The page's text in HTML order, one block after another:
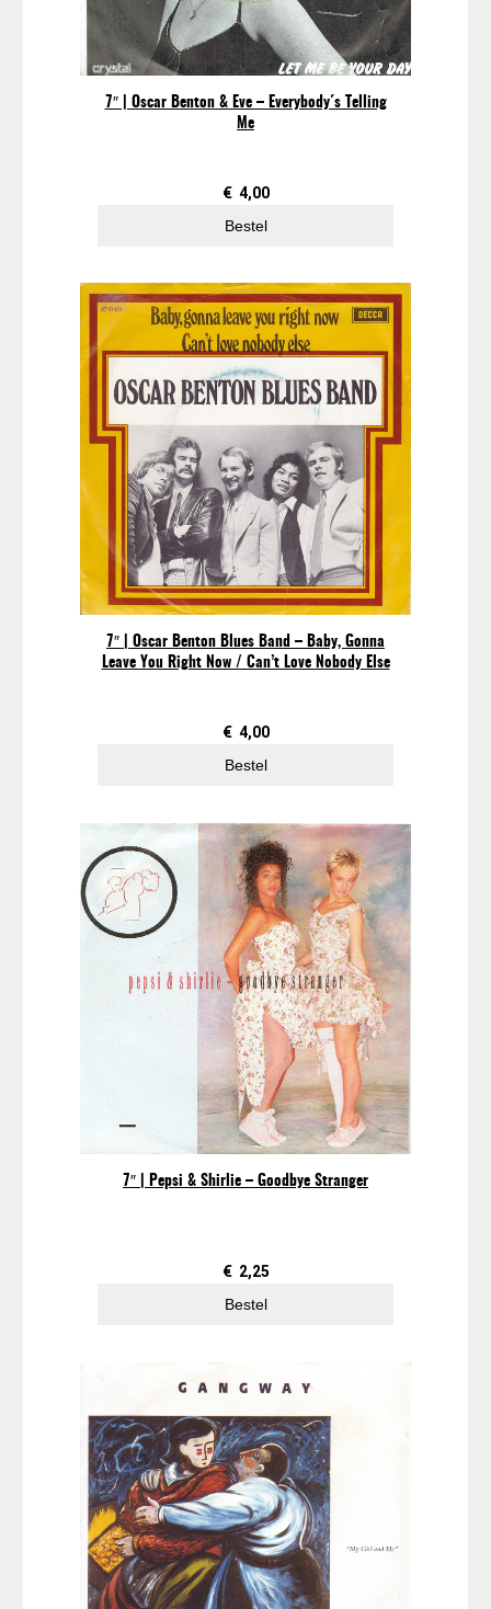
7″ | Oscar Benton & Eve – Everybody´s Telling
Me
€ 4,00
Bestel
7″ | Oscar Benton Blues Band – Baby, Gonna
Leave You Right Now / Can’t Love Nobody Else
€ 4,00
Bestel
7″ | Pepsi & Shirlie – Goodbye Stranger
€ 2,25
Bestel